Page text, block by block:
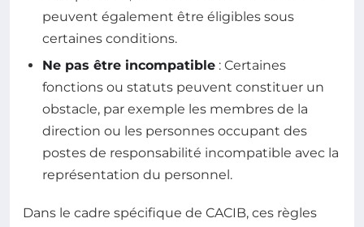
peuvent également être éligibles sous
certaines conditions.
Ne pas être incompatible : Certaines
fonctions ou statuts peuvent constituer un
obstacle, par exemple les membres de la
direction ou les personnes occupant des
postes de responsabilité incompatible avec la
représentation du personnel.
Dans le cadre spécifique de CACIB, ces règles